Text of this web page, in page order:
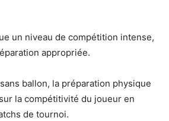
un niveau de compétition intense,
appropriée.
ballon, la préparation physique
la compétitivité du joueur en
de tournoi.